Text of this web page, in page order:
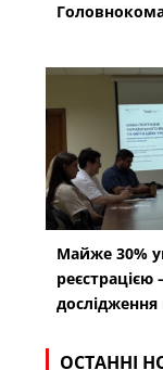
Майже 30%
ОСТАННІ